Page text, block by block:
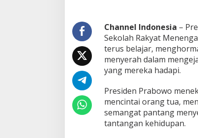
j
a
t
O
r
a
g
T
u
a
m
Channel Indonesia –
Sekolah Rakyat
terus belajar,
menyerah dalam
yang mereka hadapi.
Presiden Prabowo
mencintai orang tua,
semangat pantang
tantangan kehidupan.